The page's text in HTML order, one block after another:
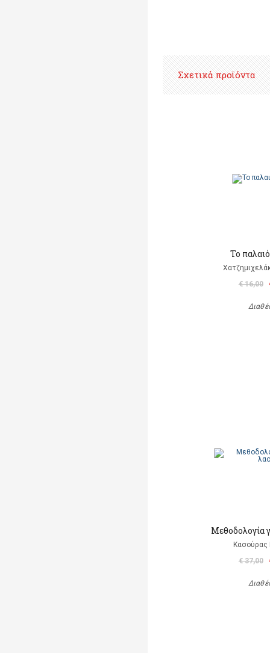
Σχετικά προϊόντα
Το
€ 16,00
Μεθοδολογία
Κασούρας
€ 37,00